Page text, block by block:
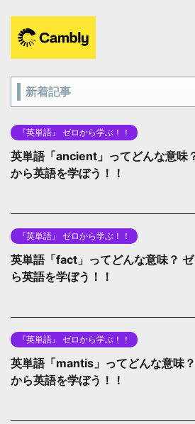
新着記事
『英単語』 ゼロから学ぶ！！
英単語「ancient」ってどんな意味
から英語を学ぼう！！
『英単語』 ゼロから学ぶ！！
英単語「fact」ってどんな意味？
ら英語を学ぼう！！
『英単語』 ゼロから学ぶ！！
英単語「mantis」ってどんな意味
から英語を学ぼう！！